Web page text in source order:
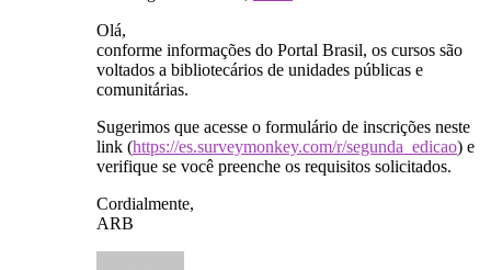
Olá,
conforme informações do Portal Brasil, os cursos são
voltados a bibliotecários de unidades públicas e
comunitárias.
Sugerimos que acesse o formulário de inscrições neste
link (https://es.surveymonkey.com/r/segunda_edicao) e
verifique se você preenche os requisitos solicitados.
Cordialmente,
ARB